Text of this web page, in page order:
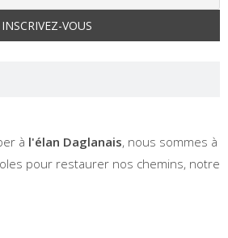
à l'élan Daglanais, nous sommes à
pour restaurer nos chemins, notre